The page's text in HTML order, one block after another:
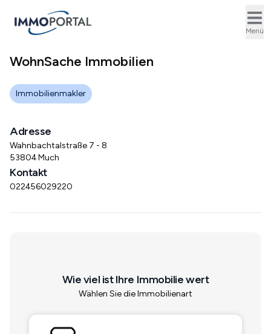
Menü
WohnSache Immobilien
Immobilienmakler
Adresse
Wahnbachtalstraße 7 - 8
53804 Much
Kontakt
022456029220
Wie viel ist Ihre Immobilie wert
Wählen Sie die Immobilienart